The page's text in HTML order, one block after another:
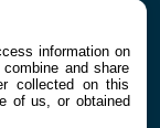
information on
and share
collected on this
of us, or obtained